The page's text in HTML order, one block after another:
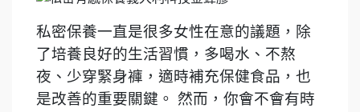
私密保養一直是很多女性在意的議題，除
了培養良好的生活習慣，多喝水、不熬
夜、少穿緊身褲，適時補充保健食品，也
是改善的重要關鍵。 然而，你會不會有時